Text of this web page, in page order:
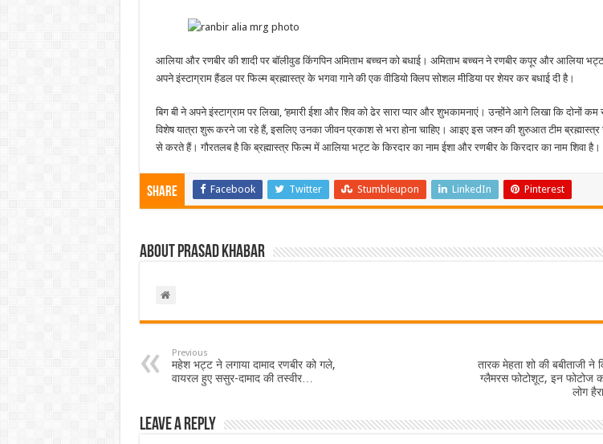
आलिया और रणबीर की शादी पर बॉलीवुड किंगपिन अमिताभ बच्चन को बधाई। अमिताभ बच्चन ने रणबीर कपूर और आलिया भट्ट
अपने इंस्टाग्राम हैंडल पर फिल्म ब्रह्मास्त्र के भगवा गाने की एक वीडियो क्लिप सोशल मीडिया पर शेयर कर बधाई दी है।
बिग बी ने अपने इंस्टाग्राम पर लिखा, ‘हमारी ईशा और शिव को ढेर सारा प्यार और शुभकामनाएं। उन्होंने आगे लिखा कि दोनों
विशेष यात्रा शुरू करने जा रहे हैं, इसलिए उनका जीवन प्रकाश से भरा होना चाहिए। आइए इस जश्न की शुरुआत टीम
से करते हैं। गौरतलब है कि ब्रह्मास्त्र फिल्म में आलिया भट्ट के किरदार का नाम ईशा और रणबीर के किरदार का नाम शिवा है।
Share Facebook Twitter Stumbleupon LinkedIn Pinterest
About Prasad Khabar
Previous
महेश भट्ट ने लगाया दामाद रणबीर को गले,
वायरल हुए ससुर-दामाद की तस्वीर…
तारक मेहता शो की बबीताजी ने
ग्लैमरस फोटोशूट, इन फोटोज
लोग
Leave a Reply